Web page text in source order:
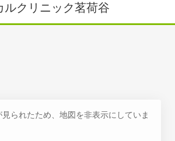
ルクリニック茗荷谷
られたため、地図を非表示にしていま